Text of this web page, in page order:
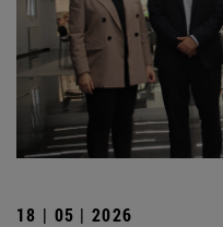
18 | 05 | 2026